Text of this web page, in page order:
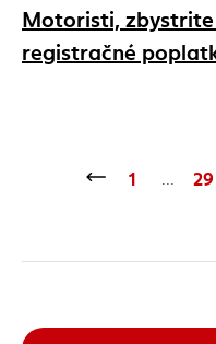
Motoristi,
registračné
1 29